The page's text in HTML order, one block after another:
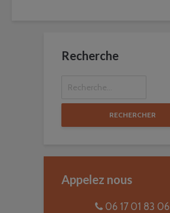
Recherche
RECHERCHER
Appelez nous
06 17 01 83 06